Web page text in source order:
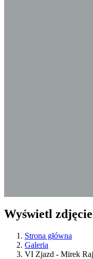
Wyświetl zdjęcie
Strona główna
Galeria
VI Zjazd - Mirek